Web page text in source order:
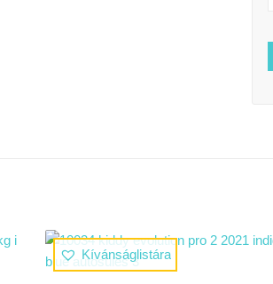
Kívánságlistára